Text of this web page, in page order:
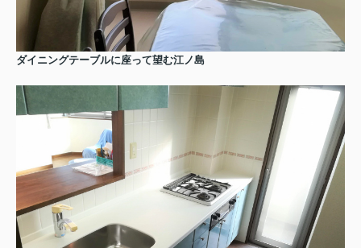
ダイニングテーブルに座って望む江ノ島